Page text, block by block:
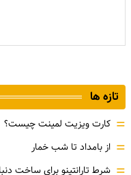
تازه ها
= کارت ویزیت لمینت چیست؟
= از بامداد تا شب خمار
شرط تارانتینو برای ساخت